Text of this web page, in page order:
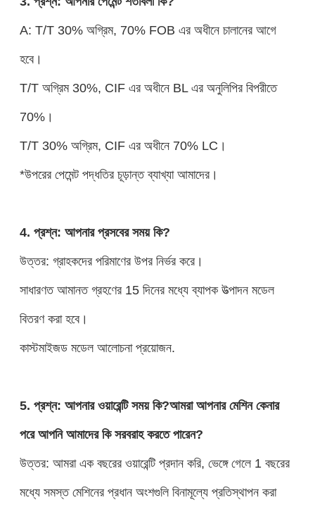
A: T/T 30% অগ্রিম, 70% FOB এর অধীনে চালানের আগে
হবে।
T/T অগ্রিম 30%, CIF এর অধীনে BL এর অনুলিপির বিপরীতে
70%।
T/T 30% অগ্রিম, CIF এর অধীনে 70% LC।
*উপরের পেমেন্ট পদ্ধতির চূড়ান্ত ব্যাখ্যা আমাদের।
4. প্রশ্ন: আপনার প্রসবের সময় কি?
উত্তর: গ্রাহকদের পরিমাণের উপর নির্ভর করে।
সাধারণত আমানত গ্রহণের 15 দিনের মধ্যে ব্যাপক উত্পাদন মডেল
বিতরণ করা হবে।
কাস্টমাইজড মডেল আলোচনা প্রয়োজন.
5. প্রশ্ন: আপনার ওয়ারেন্টি সময় কি?আমরা আপনার মেশিন কেনার
পরে আপনি আমাদের কি সরবরাহ করতে পারেন?
উত্তর: আমরা এক বছরের ওয়ারেন্টি প্রদান করি, ভেঙ্গে গেলে 1 বছরের
মধ্যে সমস্ত মেশিনের প্রধান অংশগুলি বিনামূল্যে প্রতিস্থাপন করা